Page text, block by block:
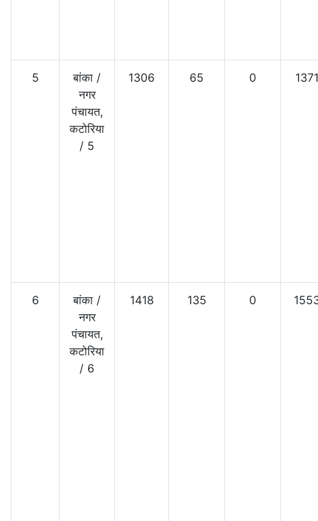
5 बांका /
नगर
पंचायत,
कटोरिया
/ 5
1306 65 0 1371
6 बांका /
नगर
पंचायत,
कटोरिया
/ 6
1418 135 0